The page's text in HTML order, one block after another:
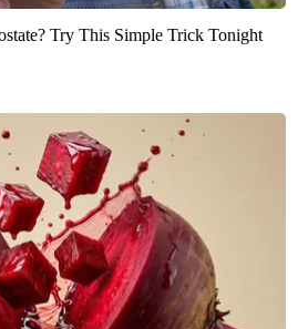
Try This Simple Trick Tonight